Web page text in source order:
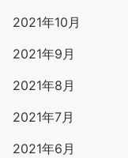
2021年10月
2021年9月
2021年8月
2021年7月
2021年6月